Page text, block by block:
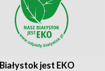
jest EKO